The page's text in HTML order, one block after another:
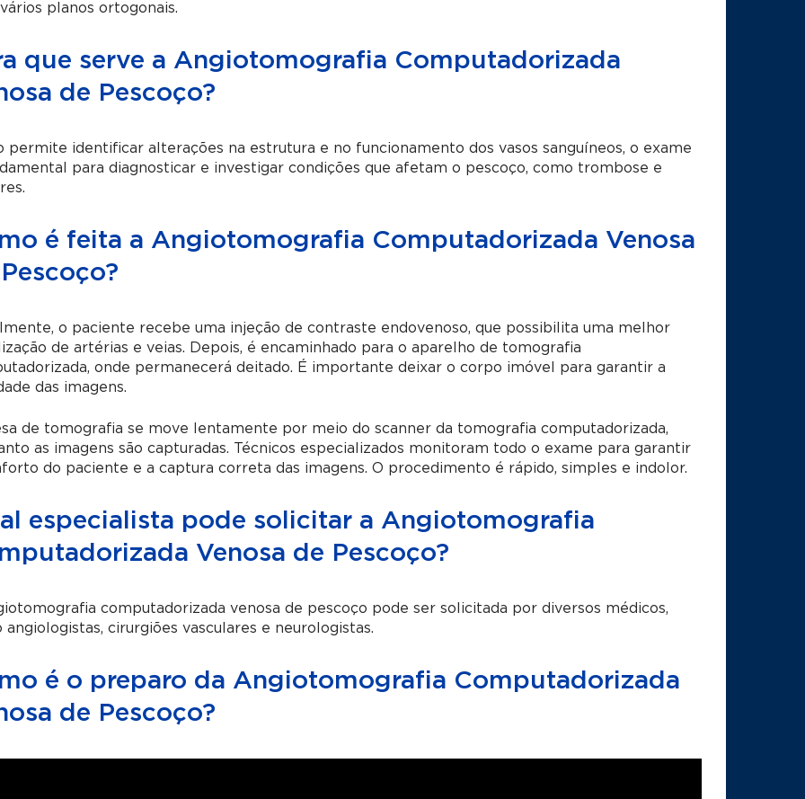
planos ortogonais.
que serve a Angiotomografia Computadorizada
de Pescoço?
permite identificar alterações na estrutura e no funcionamento dos vasos sanguíneos, o exame
para diagnosticar e investigar condições que afetam o pescoço, como trombose e
é feita a Angiotomografia Computadorizada Venosa
o paciente recebe uma injeção de contraste endovenoso, que possibilita uma melhor
de artérias e veias. Depois, é encaminhado para o aparelho de tomografia
onde permanecerá deitado. É importante deixar o corpo imóvel para garantir a
das imagens.
de tomografia se move lentamente por meio do scanner da tomografia computadorizada,
as imagens são capturadas. Técnicos especializados monitoram todo o exame para garantir
do paciente e a captura correta das imagens. O procedimento é rápido, simples e indolor.
especialista pode solicitar a Angiotomografia
Venosa de Pescoço?
computadorizada venosa de pescoço pode ser solicitada por diversos médicos,
angiologistas, cirurgiões vasculares e neurologistas.
é o preparo da Angiotomografia Computadorizada
de Pescoço?